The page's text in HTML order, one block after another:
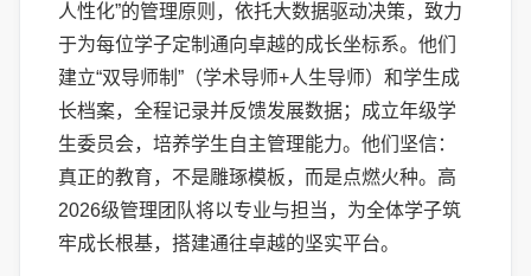
人性化”的管理原则，依托大数据驱动决策，致力
于为每位学子定制通向卓越的成长坐标系。他们
建立“双导师制”（学术导师+人生导师）和学生成
长档案，全程记录并反馈发展数据；成立年级学
生委员会，培养学生自主管理能力。他们坚信：
真正的教育，不是雕琢模板，而是点燃火种。高
2026级管理团队将以专业与担当，为全体学子筑
牢成长根基，搭建通往卓越的坚实平台。